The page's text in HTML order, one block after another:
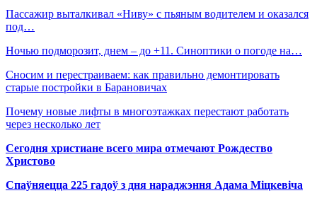
Пассажир выталкивал «Ниву» с пьяным водителем и оказался
под…
Ночью подморозит, днем – до +11. Синоптики о погоде на…
Сносим и перестраиваем: как правильно демонтировать
старые постройки в Барановичах
Почему новые лифты в многоэтажках перестают работать
через несколько лет
Сегодня христиане всего мира отмечают Рождество
Христово
Спаўняецца 225 гадоў з дня нараджэння Адама Міцкевіча